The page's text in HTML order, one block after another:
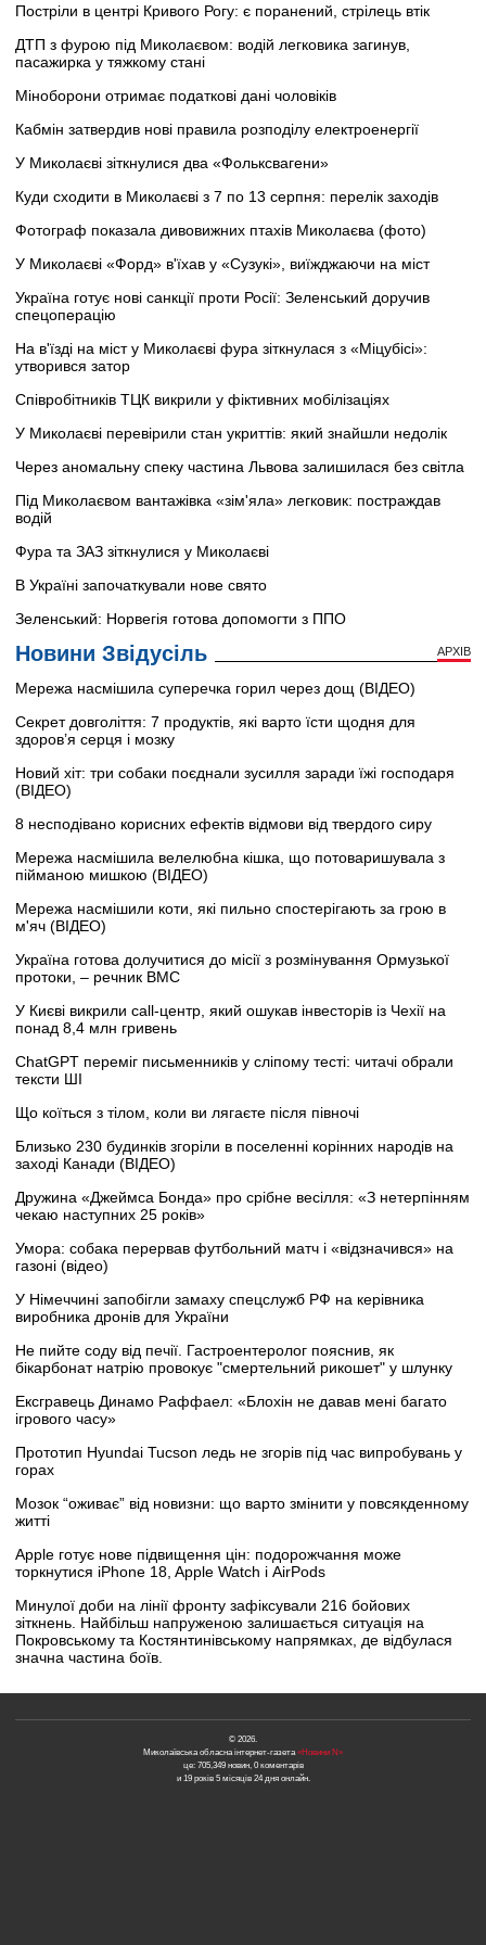
Постріли в центрі Кривого Рогу: є поранений, стрілець втік
ДТП з фурою під Миколаєвом: водій легковика загинув,
пасажирка у тяжкому стані
Міноборони отримає податкові дані чоловіків
Кабмін затвердив нові правила розподілу електроенергії
У Миколаєві зіткнулися два «Фольксвагени»
Куди сходити в Миколаєві з 7 по 13 серпня: перелік заходів
Фотограф показала дивовижних птахів Миколаєва (фото)
У Миколаєві «Форд» в'їхав у «Сузукі», виїжджаючи на міст
Україна готує нові санкції проти Росії: Зеленський доручив
спецоперацію
На в'їзді на міст у Миколаєві фура зіткнулася з «Міцубісі»:
утворився затор
Співробітників ТЦК викрили у фіктивних мобілізаціях
У Миколаєві перевірили стан укриттів: який знайшли недолік
Через аномальну спеку частина Львова залишилася без світла
Під Миколаєвом вантажівка «зім'яла» легковик: постраждав
водій
Фура та ЗАЗ зіткнулися у Миколаєві
В Україні започаткували нове свято
Зеленський: Норвегія готова допомогти з ППО
Новини Звідусіль АРХІВ
Мережа насмішила суперечка горил через дощ (ВІДЕО)
Секрет довголіття: 7 продуктів, які варто їсти щодня для
здоров’я серця і мозку
Новий хіт: три собаки поєднали зусилля заради їжі господаря
(ВІДЕО)
8 несподівано корисних ефектів відмови від твердого сиру
Мережа насмішила велелюбна кішка, що потоваришувала з
пійманою мишкою (ВІДЕО)
Мережа насмішили коти, які пильно спостерігають за грою в
м'яч (ВІДЕО)
Україна готова долучитися до місії з розмінування Ормузької
протоки, – речник ВМС
У Києві викрили call-центр, який ошукав інвесторів із Чехії на
понад 8,4 млн гривень
ChatGPT переміг письменників у сліпому тесті: читачі обрали
тексти ШІ
Що коїться з тілом, коли ви лягаєте після півночі
Близько 230 будинків згоріли в поселенні корінних народів на
заході Канади (ВІДЕО)
Дружина «Джеймса Бонда» про срібне весілля: «З нетерпінням
чекаю наступних 25 років»
Умора: собака перервав футбольний матч і «відзначився» на
газоні (відео)
У Німеччині запобігли замаху спецслужб РФ на керівника
виробника дронів для України
Не пийте соду від печії. Гастроентеролог пояснив, як
бікарбонат натрію провокує "смертельний рикошет" у шлунку
Ексгравець Динамо Раффаел: «Блохін не давав мені багато
ігрового часу»
Прототип Hyundai Tucson ледь не згорів під час випробувань у
горах
Мозок “оживає” від новизни: що варто змінити у повсякденному
житті
Apple готує нове підвищення цін: подорожчання може
торкнутися iPhone 18, Apple Watch і AirPods
Минулої доби на лінії фронту зафіксували 216 бойових
зіткнень. Найбільш напруженою залишається ситуація на
Покровському та Костянтинівському напрямках, де відбулася
значна частина боїв.
© 2026.
Миколаївська обласна інтернет-газета«Новини N»
це: 705,349 новин, 0 коментарів
и 19 років 5 місяців 24 дня онлайн.